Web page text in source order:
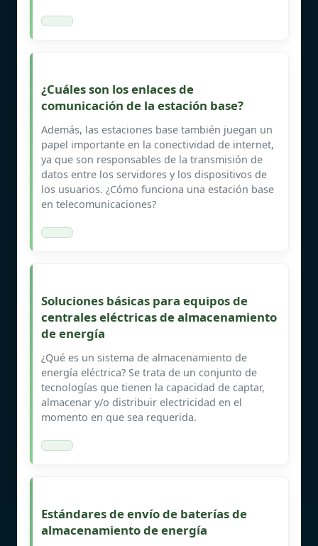
¿Cuáles son los enlaces de
comunicación de la estación base?
Además, las estaciones base también juegan un
papel importante en la conectividad de internet,
ya que son responsables de la transmisión de
datos entre los servidores y los dispositivos de
los usuarios. ¿Cómo funciona una estación base
en telecomunicaciones?
Soluciones básicas para equipos de
centrales eléctricas de almacenamiento
de energía
¿Qué es un sistema de almacenamiento de
energía eléctrica? Se trata de un conjunto de
tecnologías que tienen la capacidad de captar,
almacenar y/o distribuir electricidad en el
momento en que sea requerida.
Estándares de envío de baterías de
almacenamiento de energía